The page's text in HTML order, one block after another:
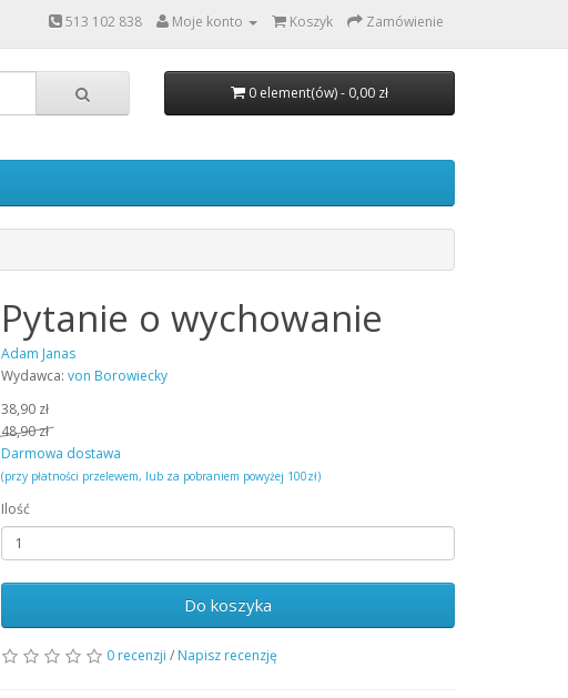
513 102 838 Moje konto Koszyk Zamówienie
0 element(ów) - 0,00 zł
Pytanie o wychowanie
Adam Janas
Wydawca:von Borowiecky
38,90 zł
48,90 zł
Darmowa dostawa
(przy płatności przelewem, lub za pobraniem powyżej 100zł)
Ilość
Do koszyka
0 recenzji / Napisz recenzję